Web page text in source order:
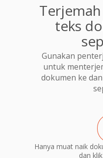
teks
Gunakan
untuk
dokumen ke
Hanya muat naik
dan